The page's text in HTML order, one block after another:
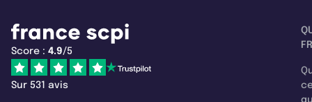
Score : 4.9/5
Sur 531 avis